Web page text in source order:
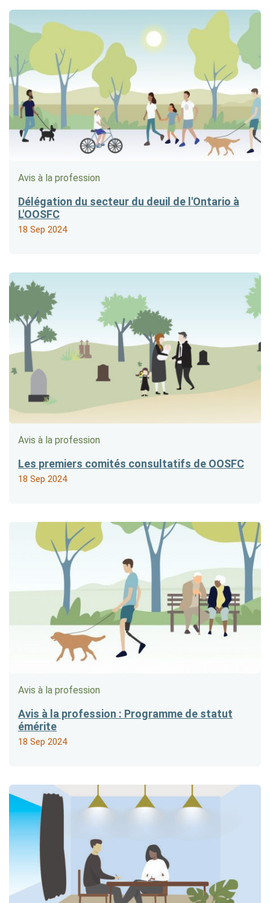
Avis à la profession
Délégation du secteur du deuil de l'Ontario à
L'OOSFC
18 Sep 2024
Avis à la profession
Les premiers comités consultatifs de OOSFC
18 Sep 2024
Avis à la profession
Avis à la profession : Programme de statut
émérite
18 Sep 2024